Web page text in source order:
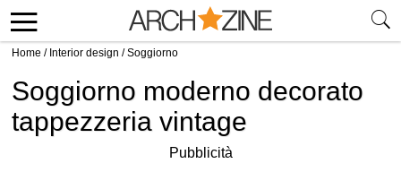
Home / Interior design /Soggiorno
Soggiorno moderno decorato
tappezzeria vintage
Pubblicità